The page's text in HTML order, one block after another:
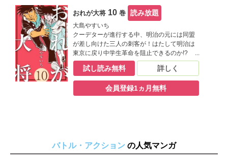
おれが大将 10巻 読み放題
大島やすいち
クーデターが進行する中、明治の元には同盟
が差し向けた三人の刺客が！はたして明治は
東京に戻り中学生革命を阻止できるのか!?
試し読み無料 詳しく
会員登録1ヵ月無料
バトル・アクション の人気マンガ